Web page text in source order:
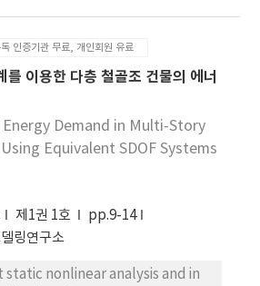
밑면에서 최대가 되고 상부층으로
로 감소하여, 상부층에서는 부재의
발생하지 않았다. 그러나 HBRBF에
너지는 구조물의 높이에 따라 상대
분포하였으며, 이러한 경우 손상이
로 발생하지 않아 다른 시스템에 비
하다고 할 수 있다. 연암 지반, 연약
처의 지반 조건에 따른 에너지의 분포
하게 나타났다.
독 인증기관 무료, 개인회원 유료
를 이용한 다층 철골조 건물의 에너
Demand in Multi-Story
Equivalent SDOF Systems
제1권 1호
pp.9-14
링연구소
static nonlinear analysis and in